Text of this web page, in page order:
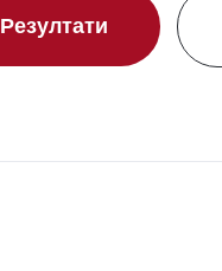
Резултати